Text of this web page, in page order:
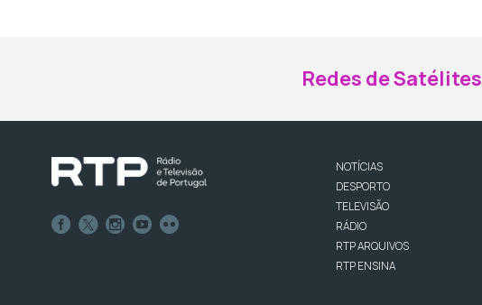
Redes de Satélites
NOTÍCIAS
DESPORTO
TELEVISÃO
RÁDIO
RTP ARQUIVOS
RTP ENSINA